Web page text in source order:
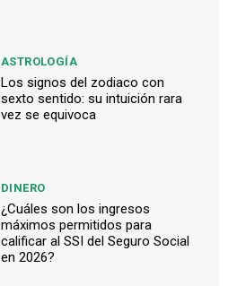
ASTROLOGÍA
Los signos del zodiaco con
sexto sentido: su intuición rara
vez se equivoca
DINERO
¿Cuáles son los ingresos
máximos permitidos para
calificar al SSI del Seguro Social
en 2026?